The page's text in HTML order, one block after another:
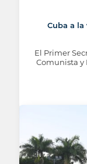
Cuba a
El Primer
Comunista y